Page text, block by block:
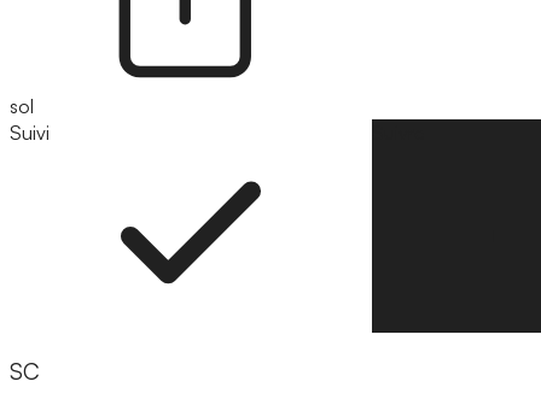
sol
Suivi
SC